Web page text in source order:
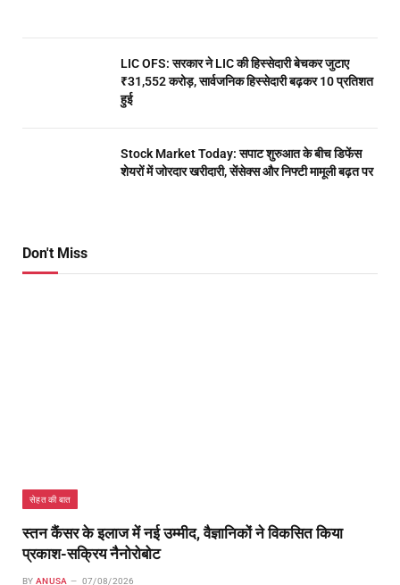
LIC OFS: सरकार ने LIC की हिस्सेदारी बेचकर जुटाए
₹31,552 करोड़, सार्वजनिक हिस्सेदारी बढ़कर 10 प्रतिशत
हुई
Stock Market Today: सपाट शुरुआत के बीच डिफेंस
शेयरों में जोरदार खरीदारी, सेंसेक्स और निफ्टी मामूली बढ़त पर
Don't Miss
सेहत की बात
स्तन कैंसर के इलाज में नई उम्मीद, वैज्ञानिकों ने विकसित किया
प्रकाश-सक्रिय नैनोरोबोट
BY ANUSA 07/08/2026